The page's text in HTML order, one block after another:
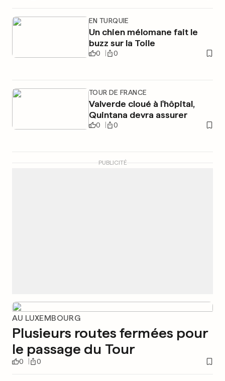
EN TURQUIE
Un chien mélomane fait le
buzz sur la Toile
0 0
TOUR DE FRANCE
Valverde cloué à l'hôpital,
Quintana devra assurer
0 0
PUBLICITÉ
AU LUXEMBOURG
Plusieurs routes fermées pour
le passage du Tour
0 0